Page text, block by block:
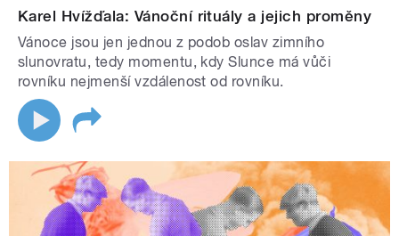
Karel Hvížďala: Vánoční rituály a jejich proměny
Vánoce jsou jen jednou z podob oslav zimního
slunovratu, tedy momentu, kdy Slunce má vůči
rovníku nejmenší vzdálenost od rovníku.